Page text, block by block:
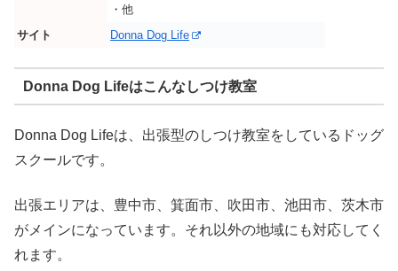
・他
サイト
Donna Dog Life
Donna Dog Lifeはこんなしつけ教室
Donna Dog Lifeは、出張型のしつけ教室をしているドッグ
スクールです。
出張エリアは、豊中市、箕面市、吹田市、池田市、茨木市
がメインになっています。それ以外の地域にも対応してく
れます。